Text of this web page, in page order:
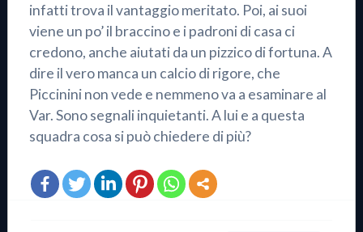
infatti trova il vantaggio meritato. Poi, ai suoi
viene un po’ il braccino e i padroni di casa ci
credono, anche aiutati da un pizzico di fortuna. A
dire il vero manca un calcio di rigore, che
Piccinini non vede e nemmeno va a esaminare al
Var. Sono segnali inquietanti. A lui e a questa
squadra cosa si può chiedere di più?